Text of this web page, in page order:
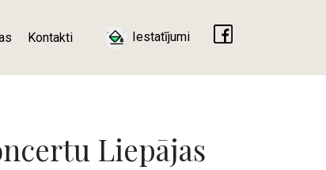
Kontakti Iestatījumi
Liepājas